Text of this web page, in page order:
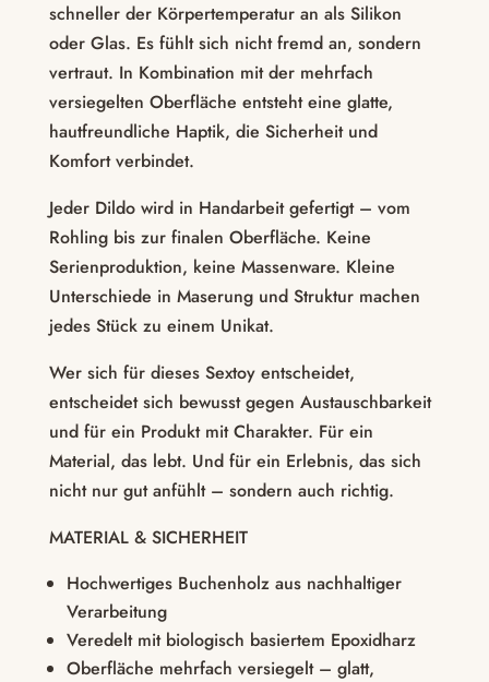
schneller der Körpertemperatur an als Silikon
oder Glas. Es fühlt sich nicht fremd an, sondern
vertraut. In Kombination mit der mehrfach
versiegelten Oberfläche entsteht eine glatte,
hautfreundliche Haptik, die Sicherheit und
Komfort verbindet.
Jeder Dildo wird in Handarbeit gefertigt – vom
Rohling bis zur finalen Oberfläche. Keine
Serienproduktion, keine Massenware. Kleine
Unterschiede in Maserung und Struktur machen
jedes Stück zu einem Unikat.
Wer sich für dieses Sextoy entscheidet,
entscheidet sich bewusst gegen Austauschbarkeit
und für ein Produkt mit Charakter. Für ein
Material, das lebt. Und für ein Erlebnis, das sich
nicht nur gut anfühlt – sondern auch richtig.
MATERIAL & SICHERHEIT
Hochwertiges Buchenholz aus nachhaltiger
Verarbeitung
Veredelt mit biologisch basiertem Epoxidharz
Oberfläche mehrfach versiegelt – glatt,